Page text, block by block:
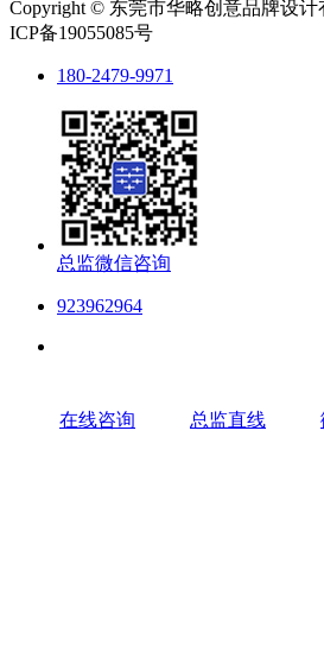
Copyright © 东莞市华略创意品牌设
ICP备19055085号
180-2479-9971
总监微信咨询
923962964
在线咨询 总监直线